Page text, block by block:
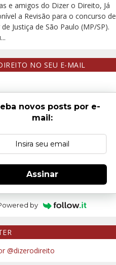
e amigos do Dizer o Direito, Já
a Revisão para o concurso de
Justiça de São Paulo (MP/SP).
NO SEU E-MAIL
novos posts por e-
mail:
Assinar
by
@dizerodireito